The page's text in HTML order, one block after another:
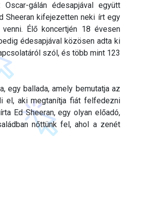
gálán édesapjával együtt
Sheeran kifejezetten neki írt egy
Élő koncertjén 18 évesen
édesapjával közösen adta ki
szól, és több mint 123
egy ballada, amely bemutatja az
el, aki megtanítja fiát felfedezni
Ed Sheeran, egy olyan előadó,
nőttünk fel, ahol a zenét